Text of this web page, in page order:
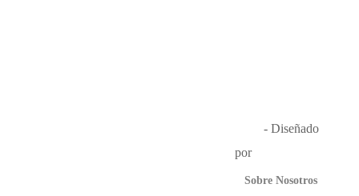
- Diseñado
por
Sobre Nosotros